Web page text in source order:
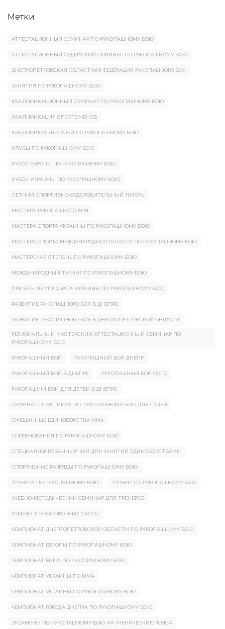
Метки
АТТЕСТАЦИОННЫЙ СЕМИНАР ПО РУКОПАШНОМУ БОЮ
АТТЕСТАЦИОННЫЙ СУДЕЙСКИЙ СЕМИНАР ПО РУКОПАШНОМУ БОЮ
ДНЕПРОПЕТРОВСКАЯ ОБЛАСТНАЯ ФЕДЕРАЦИЯ РУКОПАШНОГО БОЯ
ЗАНЯТИЯ ПО РУКОПАШНОМУ БОЮ
КВАЛИФИКАЦИОННЫЙ СЕМИНАР ПО РУКОПАШНОМУ БОЮ
КВАЛИФИКАЦИЯ СПОРТСМЕНОВ
КВАЛИФИКАЦИЯ СУДЕЙ ПО РУКОПАШНОМУ БОЮ
КЛУБЫ ПО РУКОПАШНОМУ БОЮ
КУБОК ЕВРОПЫ ПО РУКОПАШНОМУ БОЮ
КУБОК УКРАИНЫ ПО РУКОПАШНОМУ БОЮ
ЛЕТНИЙ СПОРТИВНО-ОЗДОРОВИТЕЛЬНЫЙ ЛАГЕРЬ
МАСТЕРА РУКОПАШНОГО БОЯ
МАСТЕРА СПОРТА УКРАИНЫ ПО РУКОПАШНОМУ БОЮ
МАСТЕРА СПОРТА МЕЖДУНАРОДНОГО КЛАССА ПО РУКОПАШНОМУ БОЮ
МАСТЕРСКАЯ СТЕПЕНЬ ПО РУКОПАШНОМУ БОЮ
МЕЖДУНАРОДНЫЙ ТУРНИР ПО РУКОПАШНОМУ БОЮ
ПРИЗЕРЫ ЧЕМПИОНАТА УКРАИНЫ ПО РУКОПАШНОМУ БОЮ
РАЗВИТИЕ РУКОПАШНОГО БОЯ В ДНЕПРЕ
РАЗВИТИЕ РУКОПАШНОГО БОЯ В ДНЕПРОПЕТРОВСКОЙ ОБЛАСТИ
РЕГИОНАЛЬНЫЙ МАСТЕРСКИЙ АТТЕСТАЦИОННЫЙ СЕМИНАР ПО
РУКОПАШНОМУ БОЮ
РУКОПАШНЫЙ БОЙ РУКОПАШНЫЙ БОЙ ДНЕПР
РУКОПАШНЫЙ БОЙ В ДНЕПРЕ РУКОПАШНЫЙ БОЙ ФОТО
РУКОПАШНІЙ БОЙ ДЛЯ ДЕТЕЙ В ДНЕПРЕ
СЕМИНАР-ПРАКТИКУМ ПО РУКОПАШНОМУ БОЮ ДЛЯ СУДЕЙ
СМЕШАННЫЕ ЕДИНОБОРСТВА ММА
СОРЕВНОВАНИЯ ПО РУКОПАШНОМУ БОЮ
СПЕЦИАЛИЗИРОВАННЫЙ ЗАЛ ДЛЯ ЗАНЯТИЙ ЕДИНОБОРСТВАМИ
СПОРТИВНЫЕ РАЗРЯДЫ ПО РУКОПАШНОМУ БОЮ
ТРЕНЕРА ПО РУКОПАШНОМУ БОЮ ТУРНИР ПО РУКОПАШНОМУ БОЮ
УЧЕБНО-МЕТОДИЧЕСКИЙ СЕМИНАР ДЛЯ ТРЕНЕРОВ
УЧЕБНО-ТРЕНИРОВОЧНЫЕ СБОРЫ
ЧЕМПИОНАТ ДНЕПРОПЕТРОВСКОЙ ОБЛАСТИ ПО РУКОПАШНОМУ БОЮ
ЧЕМПИОНАТ ЕВРОПЫ ПО РУКОПАШНОМУ БОЮ
ЧЕМПИОНАТ МИРА ПО РУКОПАШНОМУ БОЮ
ЧЕМПИОНАТ УКРАИНЫ ПО ММА
ЧЕМПИОНАТ УКРАИНЫ ПО РУКОПАШНОМУ БОЮ
ЧЕМПИОНАТ ГОРОДА ДНЕПРА ПО РУКОПАШНОМУ БОЮ
ЭКЗАМЕНЫ ПО РУКОПАШНОМУ БОЮ НА УЧЕНИЧЕСКИЕ ПОЯСА